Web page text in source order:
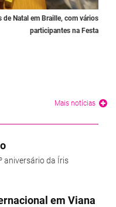
Natal em Braille, com vários
participantes na Festa
aniversário da Íris
em Viana
Mais notícias